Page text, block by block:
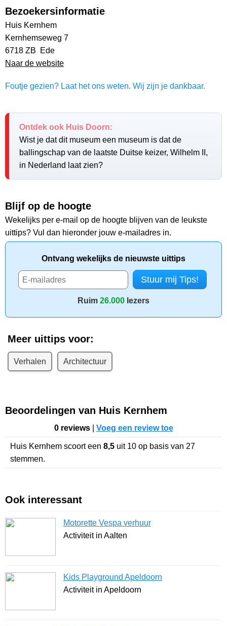
Bezoekersinformatie
Huis Kernhem
Kernhemseweg 7
6718 ZB Ede
Naar de website
Foutje gezien? Laat het ons weten. Wij zijn je dankbaar.
Ontdek ook Huis Doorn:
Wist je dat dit museum een museum is dat de
ballingschap van de laatste Duitse keizer, Wilhelm II,
in Nederland laat zien?
Blijf op de hoogte
Wekelijks per e-mail op de hoogte blijven van de leukste
uittips? Vul dan hieronder jouw e-mailadres in.
Ontvang wekelijks de nieuwste uittips
Ruim 26.000 lezers
Meer uittips voor:
Verhalen Architectuur
Beoordelingen van Huis Kernhem
0 reviews| Voeg een review toe
Huis Kernhem scoort een 8,5 uit 10 op basis van 27
stemmen.
Ook interessant
Motorette Vespa verhuur
Activiteit in Aalten
Kids Playground Apeldoorn
Activiteit in Apeldoorn